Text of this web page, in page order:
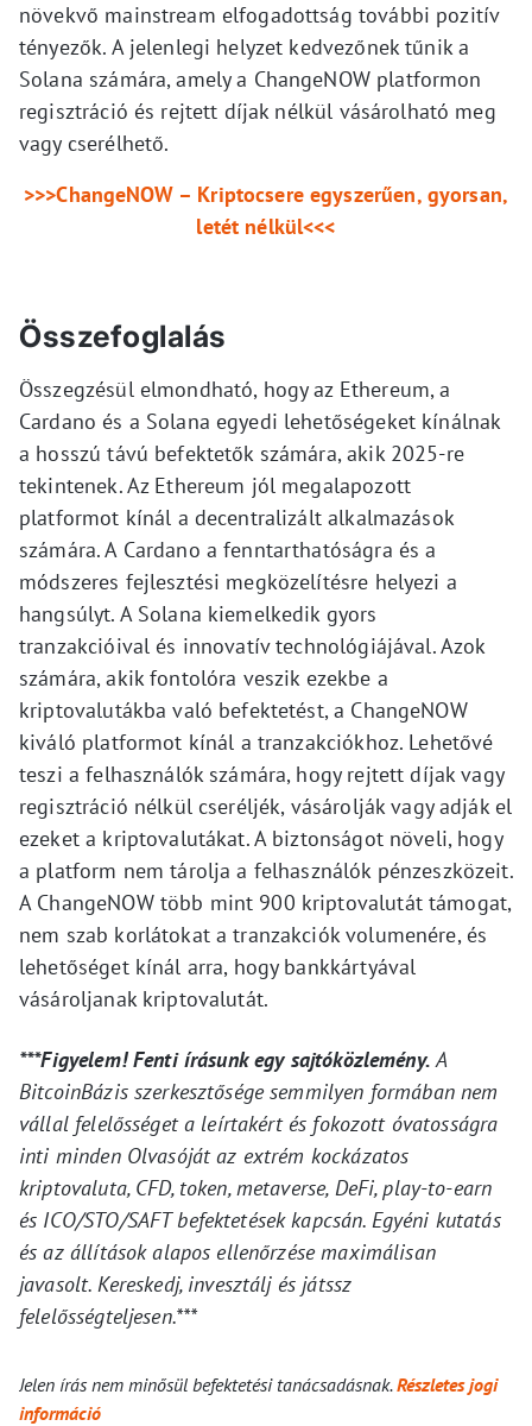
növekvő mainstream elfogadottság további pozitív
tényezők. A jelenlegi helyzet kedvezőnek tűnik a
Solana számára, amely a ChangeNOW platformon
regisztráció és rejtett díjak nélkül vásárolható meg
vagy cserélhető.
>>>ChangeNOW – Kriptocsere egyszerűen, gyorsan,
letét nélkül<<<
Összefoglalás
Összegzésül elmondható, hogy az Ethereum, a
Cardano és a Solana egyedi lehetőségeket kínálnak
a hosszú távú befektetők számára, akik 2025-re
tekintenek. Az Ethereum jól megalapozott
platformot kínál a decentralizált alkalmazások
számára. A Cardano a fenntarthatóságra és a
módszeres fejlesztési megközelítésre helyezi a
hangsúlyt. A Solana kiemelkedik gyors
tranzakcióival és innovatív technológiájával. Azok
számára, akik fontolóra veszik ezekbe a
kriptovalutákba való befektetést, a ChangeNOW
kiváló platformot kínál a tranzakciókhoz. Lehetővé
teszi a felhasználók számára, hogy rejtett díjak vagy
regisztráció nélkül cseréljék, vásárolják vagy adják el
ezeket a kriptovalutákat. A biztonságot növeli, hogy
a platform nem tárolja a felhasználók pénzeszközeit.
A ChangeNOW több mint 900 kriptovalutát támogat,
nem szab korlátokat a tranzakciók volumenére, és
lehetőséget kínál arra, hogy bankkártyával
vásároljanak kriptovalutát.
***Figyelem! Fenti írásunk egy sajtóközlemény.A
BitcoinBázis szerkesztősége semmilyen formában nem
vállal felelősséget a leírtakért és fokozott óvatosságra
inti minden Olvasóját az extrém kockázatos
kriptovaluta, CFD, token, metaverse, DeFi, play-to-earn
és ICO/STO/SAFT befektetések kapcsán. Egyéni kutatás
és az állítások alapos ellenőrzése maximálisan
javasolt. Kereskedj, invesztálj és játssz
felelősségteljesen.***
Jelen írás nem minősül befektetési tanácsadásnak.Részletes jogi
információ